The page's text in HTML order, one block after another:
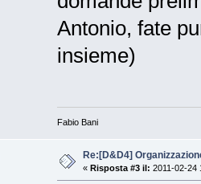
Antonio, fate
insieme)
Fabio Bani
Re:[D&D4]
« Risposta #3 il: 2011-02-24